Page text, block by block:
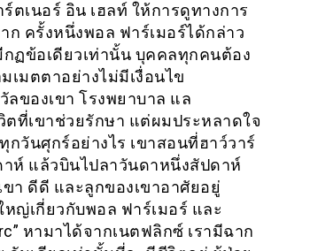
ตเนอร์ อิน เฮลท์ ให้การดูทางการ
ก ครั้งหนึ่งพอล ฟาร์เมอร์ได้กล่าว
ฏข้อเดียวเท่านั้น บุคคลทุกคนต้อง
เมตตาอย่างไม่มีเงื่อนไข
ลของเขา โรงพยาบาล แล
ที่เขาช่วยรักษา แต่ผมประหลาดใจ
กวันศุกร์อย่างไร เขาสอนที่ฮาว์วาร์
ห์ แล้วบินไปลาวันดาหนึ่งสัปดาห์
า ดีดี และลูกของเขาอาศัยอยู่
ญ่เกี่ยวกับพอล ฟาร์เมอร์ และ
หามาได้จากเนตฟลิกซ์ เรามีฉาก